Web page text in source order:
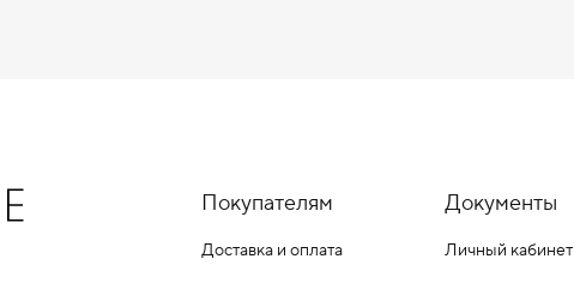
Покупателям
Доставка и оплата
Документы
Личный кабинет